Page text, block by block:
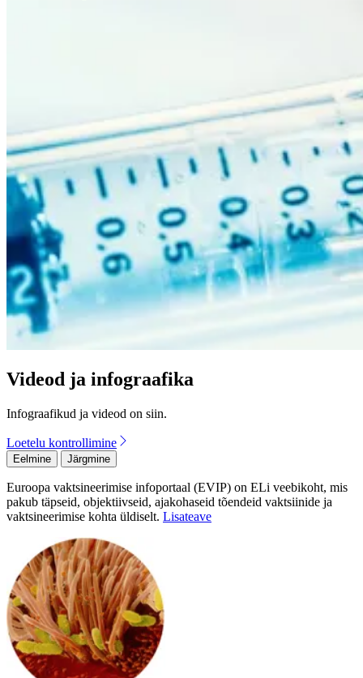
Videod ja infograafika
Infograafikud ja videod on siin.
Loetelu kontrollimine
Eelmine Järgmine
Euroopa vaktsineerimise infoportaal (EVIP) on ELi veebikoht, mis
pakub täpseid, objektiivseid, ajakohaseid tõendeid vaktsiinide ja
vaktsineerimise kohta üldiselt. Lisateave